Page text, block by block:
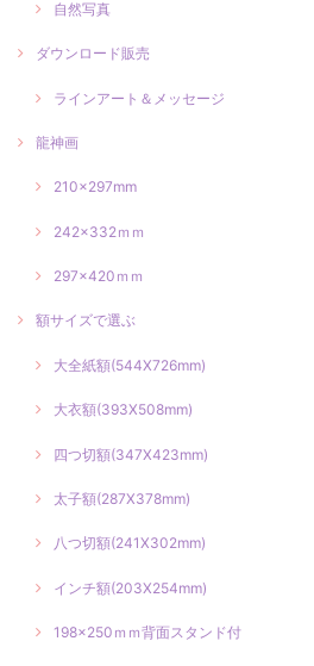
自然写真
ダウンロード販売
ラインアート＆メッセージ
龍神画
210×297mm
242×332ｍｍ
297×420ｍｍ
額サイズで選ぶ
大全紙額(544X726mm)
大衣額(393X508mm)
四つ切額(347X423mm)
太子額(287X378mm)
八つ切額(241X302mm)
インチ額(203X254mm)
198×250ｍｍ背面スタンド付